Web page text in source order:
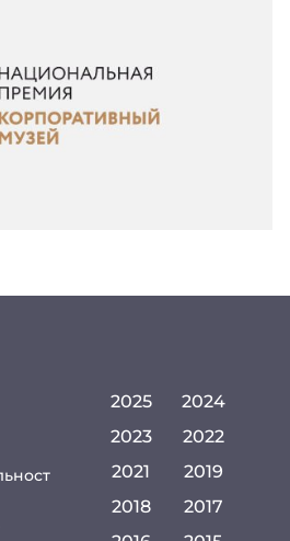
2025
2024
2023
2022
2021
2019
2018
2017